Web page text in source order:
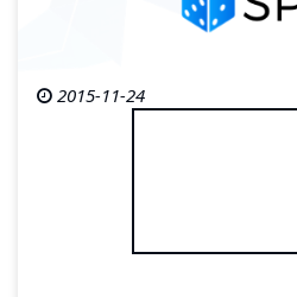
2015-11-24